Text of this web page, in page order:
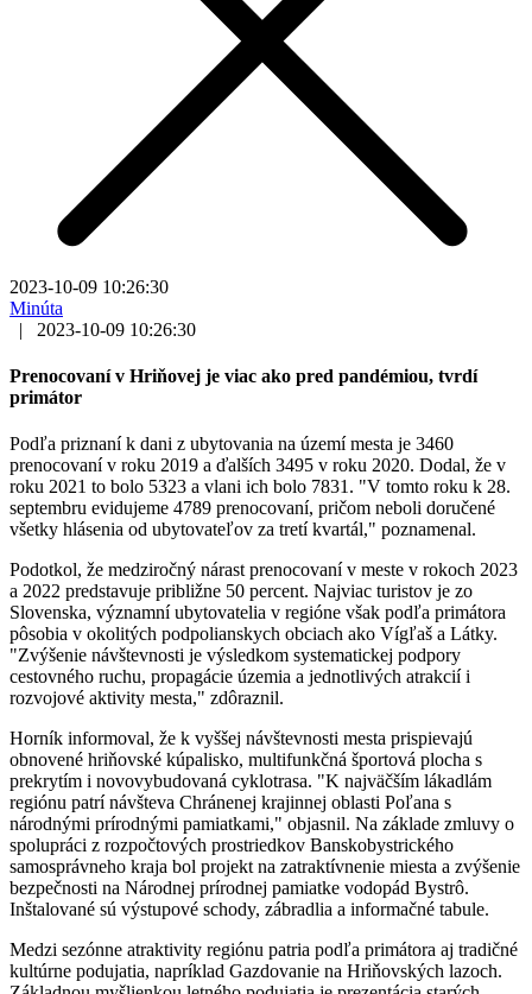
2023-10-09 10:26:30
Minúta
|
2023-10-09 10:26:30
Prenocovaní v Hriňovej je viac ako pred pandémiou, tvrdí
primátor
Podľa priznaní k dani z ubytovania na území mesta je 3460
prenocovaní v roku 2019 a ďalších 3495 v roku 2020. Dodal, že v
roku 2021 to bolo 5323 a vlani ich bolo 7831. "V tomto roku k 28.
septembru evidujeme 4789 prenocovaní, pričom neboli doručené
všetky hlásenia od ubytovateľov za tretí kvartál," poznamenal.
Podotkol, že medziročný nárast prenocovaní v meste v rokoch 2023
a 2022 predstavuje približne 50 percent. Najviac turistov je zo
Slovenska, významní ubytovatelia v regióne však podľa primátora
pôsobia v okolitých podpolianskych obciach ako Vígľaš a Látky.
"Zvýšenie návštevnosti je výsledkom systematickej podpory
cestovného ruchu, propagácie územia a jednotlivých atrakcií i
rozvojové aktivity mesta," zdôraznil.
Horník informoval, že k vyššej návštevnosti mesta prispievajú
obnovené hriňovské kúpalisko, multifunkčná športová plocha s
prekrytím i novovybudovaná cyklotrasa. "K najväčším lákadlám
regiónu patrí návšteva Chránenej krajinnej oblasti Poľana s
národnými prírodnými pamiatkami," objasnil. Na základe zmluvy o
spolupráci z rozpočtových prostriedkov Banskobystrického
samosprávneho kraja bol projekt na zatraktívnenie miesta a zvýšenie
bezpečnosti na Národnej prírodnej pamiatke vodopád Bystrô.
Inštalované sú výstupové schody, zábradlia a informačné tabule.
Medzi sezónne atraktivity regiónu patria podľa primátora aj tradičné
kultúrne podujatia, napríklad Gazdovanie na Hriňovských lazoch.